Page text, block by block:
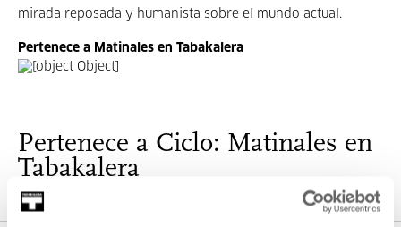
mirada reposada y humanista sobre el mundo actual.
Pertenece a Matinales en Tabakalera
Pertenece a Ciclo: Matinales en
Tabakalera
VER CICLO